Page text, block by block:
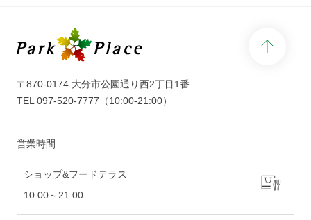
〒870-0174 大分市公園通り西2丁目1番
TEL 097-520-7777 （10:00-21:00）
営業時間
ショップ&フードテラス
10:00～21:00